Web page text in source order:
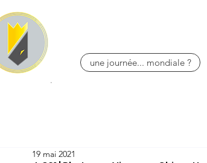
une journée... mondiale ?
19 mai 2021